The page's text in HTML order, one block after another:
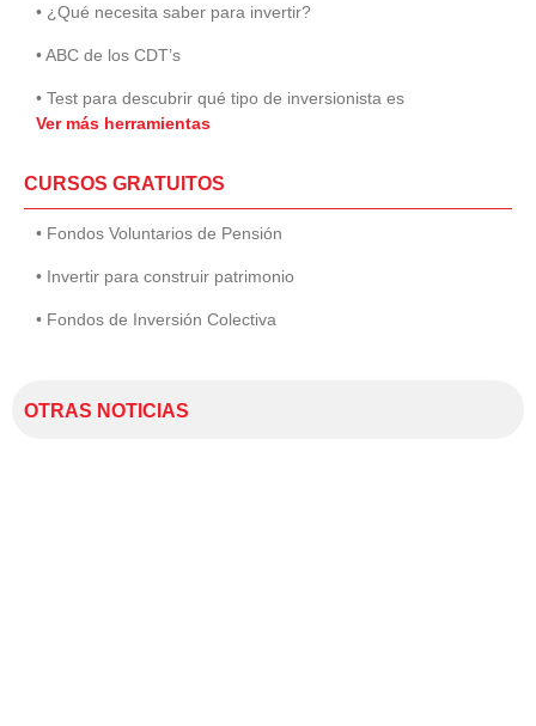
• ¿Qué necesita saber para invertir?
• ABC de los CDT’s
• Test para descubrir qué tipo de inversionista es
Ver más herramientas
CURSOS GRATUITOS
• Fondos Voluntarios de Pensión
• Invertir para construir patrimonio
• Fondos de Inversión Colectiva
OTRAS NOTICIAS